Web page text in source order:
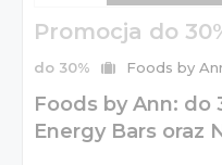
Promocja do
do 30% Foods by
Foods by Ann: do
Energy Bars oraz